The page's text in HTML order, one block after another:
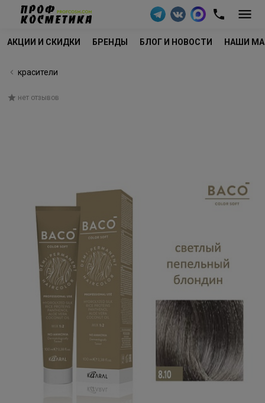
АКЦИИ И СКИДКИ БРЕНДЫ БЛОГ И НОВОСТИ НАШИ
красители
нет отзывов